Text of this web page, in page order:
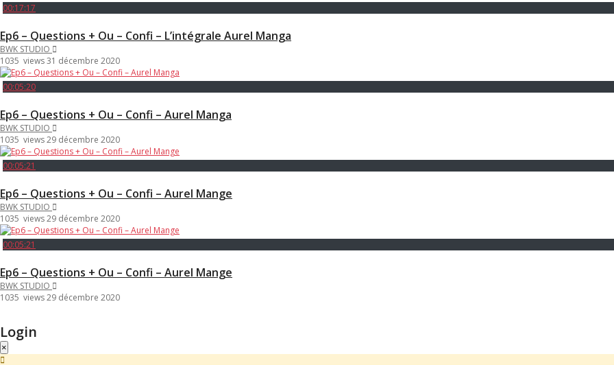
00:17:17
Ep6 – Questions + Ou – Confi – L’intégrale Aurel Manga
BWK STUDIO
1035 views31 décembre 2020
00:05:20
Ep6 – Questions + Ou – Confi – Aurel Manga
BWK STUDIO
1035 views29 décembre 2020
00:05:21
Ep6 – Questions + Ou – Confi – Aurel Mange
BWK STUDIO
1035 views29 décembre 2020
00:05:21
Ep6 – Questions + Ou – Confi – Aurel Mange
BWK STUDIO
1035 views29 décembre 2020
Login
×